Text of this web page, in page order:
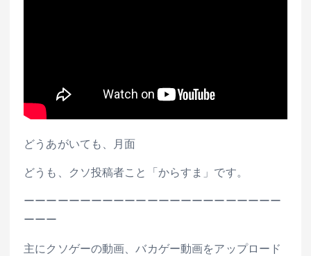
どうあがいても、月面
どうも、クソ投稿者こと「からすま」です。
ーーーーーーーーーーーーーーーーーーーーーーー
ーーー
主にクソゲーの動画、バカゲー動画をアップロード